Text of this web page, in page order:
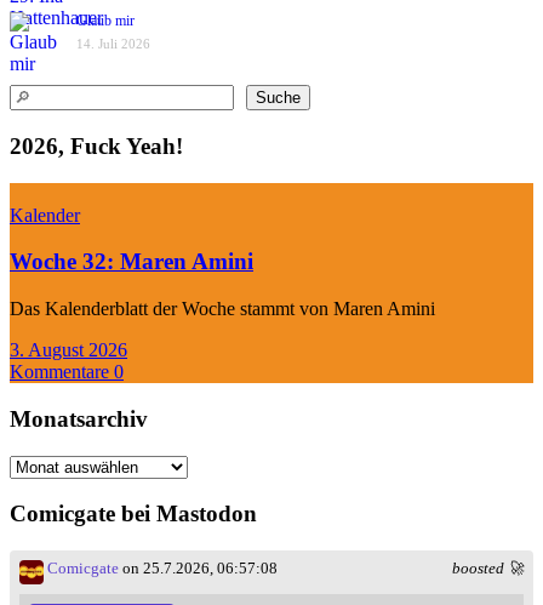
Glaub mir
14. Juli 2026
Suchen Suche
2026, Fuck Yeah!
Kalender
Woche 32: Maren Amini
Das Kalenderblatt der Woche stammt von Maren Amini
3. August 2026
Kommentare 0
Monatsarchiv
Monatsarchiv
Comicgate bei Mastodon
boosted 🚀
Comicgate on 25.7.2026, 06:57:08